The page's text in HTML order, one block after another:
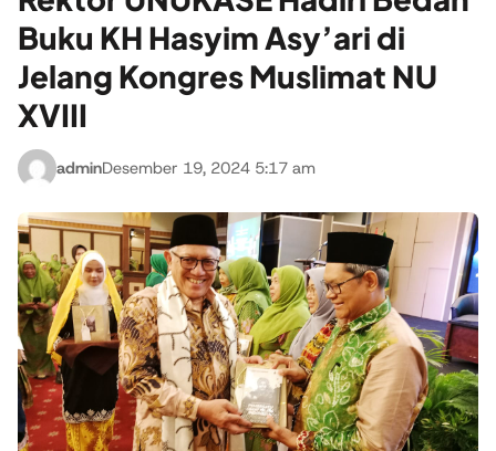
Buku KH Hasyim Asy’ari di
Jelang Kongres Muslimat NU
XVIII
adminDesember 19, 2024 5:17 am